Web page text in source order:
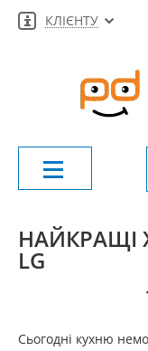
КЛІЄНТУ
НАЙКРАЩІ
LG
Сьогодні кухню